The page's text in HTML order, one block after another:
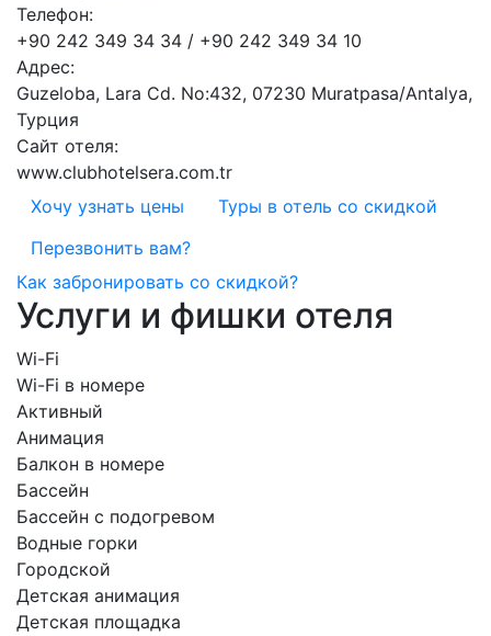
Телефон:
+90 242 349 34 34 / +90 242 349 34 10
Адрес:
Guzeloba, Lara Cd. No:432, 07230 Muratpasa/Antalya,
Турция
Сайт отеля:
www.clubhotelsera.com.tr
Хочу узнать цены
Туры в отель со скидкой
Перезвонить вам?
Как забронировать со скидкой?
Услуги и фишки отеля
Wi-Fi
Wi-Fi в номере
Активный
Анимация
Балкон в номере
Бассейн
Бассейн с подогревом
Водные горки
Городской
Детская анимация
Детская площадка